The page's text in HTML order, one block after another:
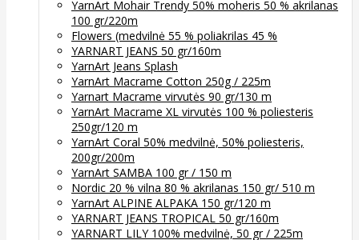
YarnArt Mohair Trendy 50% moheris 50 % akrilanas
100 gr/220m
Flowers (medvilnė 55 % poliakrilas 45 %
YARNART JEANS 50 gr/160m
YarnArt Jeans Splash
YarnArt Macrame Cotton 250g / 225m
Yarnart Macrame virvutės 90 gr/130 m
YarnArt Macrame XL virvutės 100 % poliesteris
250gr/120 m
YarnArt Coral 50% medvilnė, 50% poliesteris,
200gr/200m
YarnArt SAMBA 100 gr / 150 m
Nordic 20 % vilna 80 % akrilanas 150 gr/ 510 m
YarnArt ALPINE ALPAKA 150 gr/120 m
YARNART JEANS TROPICAL 50 gr/160m
YARNART LILY 100% medvilnė, 50 gr / 225m